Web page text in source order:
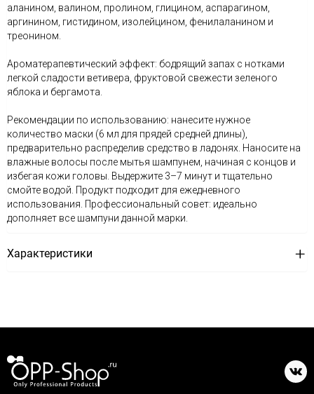
аланином, валином, пролином, глицином, аспарагином,
аргинином, гистидином, изолейцином, фенилаланином и
треонином.
Ароматерапевтический эффект: бодрящий запах с нотками
легкой сладости ветивера, фруктовой свежести зеленого
яблока и бергамота.
Рекомендации по использованию: нанесите нужное
количество маски (6 мл для прядей средней длины),
предварительно распределив средство в ладонях. Наносите на
влажные волосы после мытья шампунем, начиная с концов и
избегая кожи головы. Выдержите 3–7 минут и тщательно
смойте водой. Продукт подходит для ежедневного
использования. Профессиональный совет: идеально
дополняет все шампуни данной марки.
Характеристики